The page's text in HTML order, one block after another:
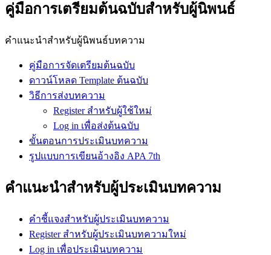
คู่มือการเตรียมต้นฉบับสำหรับผู้นิพนธ์
คำแนะนำสำหรับผู้นิพนธ์บทความ
คู่มือการจัดเตรียมต้นฉบับ
ดาวน์โหลด Template ต้นฉบับ
วิธีการส่งบทความ
Register สำหรับผู้ใช้ใหม่
Log in เพื่อส่งต้นฉบับ
ขั้นตอนการประเมินบทความ
รูปแบบการเขียนอ้างอิง APA 7th
คำแนะนำสำหรับผู้ประเมินบทความ
คำชี้แจงสำหรับผู้ประเมินบทความ
Register สำหรับผู้ประเมินบทความใหม่
Log in เพื่อประเมินบทความ